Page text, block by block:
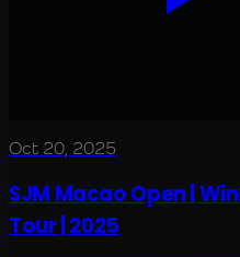
Oct 20, 2025
SJM Macao Open |
Tour | 2025